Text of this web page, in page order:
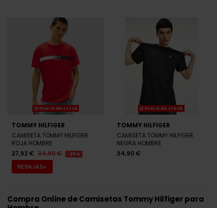
Fuera de stock
TOMMY HILFIGER
CAMISETA TOMMY HILFIGER
ROJA HOMBRE
27,92 € 34,90 € -20%
REBAJAS+
Fuera de stock
TOMMY HILFIGER
CAMISETA TOMMY HILFIGER
NEGRA HOMBRE
34,90 €
Compra Online de Camisetas Tommy Hilfiger para